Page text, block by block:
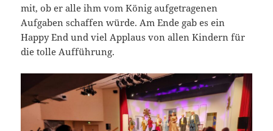
mit, ob er alle ihm vom König aufgetragenen
Aufgaben schaffen würde. Am Ende gab es ein
Happy End und viel Applaus von allen Kindern für
die tolle Aufführung.